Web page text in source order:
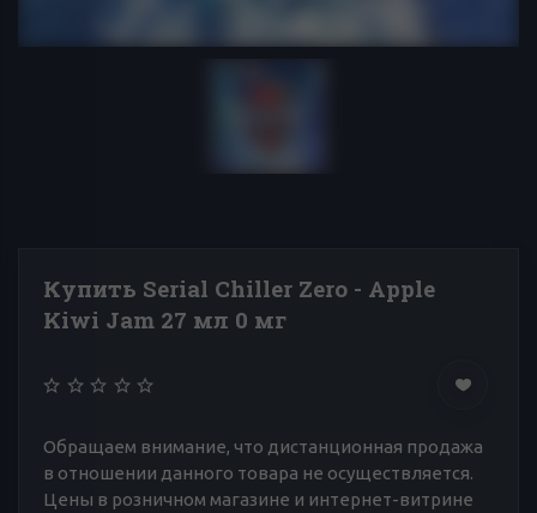
Купить Serial Chiller Zero - Apple
Kiwi Jam 27 мл 0 мг
Обращаем внимание, что дистанционная продажа
в отношении данного товара не осуществляется.
Цены в розничном магазине и интернет-витрине